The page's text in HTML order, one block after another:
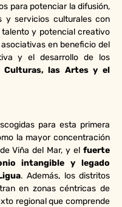
para potenciar la difusión,
y servicios culturales con
talento y potencial creativo
en beneficio del
y el desarrollo de los
Culturas, las Artes y el
para esta primera
la mayor concentración
Viña del Mar, y el fuerte
intangible y legado
. Además, los distritos
en zonas céntricas de
regional que comprende